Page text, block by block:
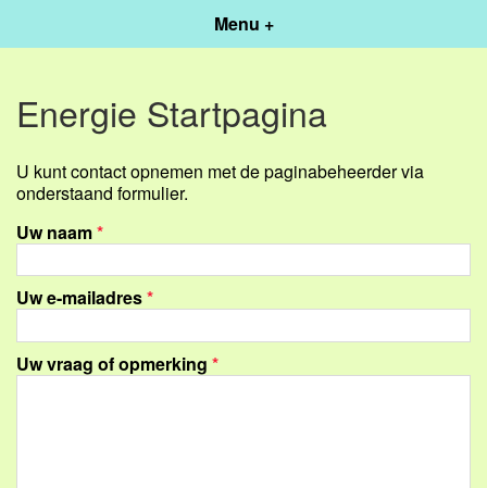
Menu +
Energie Startpagina
U kunt contact opnemen met de paginabeheerder via
onderstaand formulier.
Uw naam*
Uw e-mailadres*
Uw vraag of opmerking *